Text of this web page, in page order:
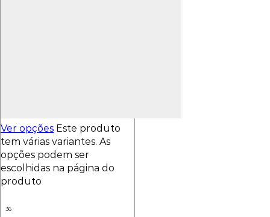
Ver opções Este produto
tem várias variantes. As
opções podem ser
escolhidas na página do
produto
36